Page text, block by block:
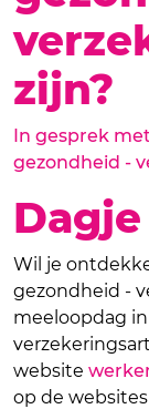
zijn?
In gesprek
gezondheid -
Wil je
gezondheid -
meeloopdag
website
op de